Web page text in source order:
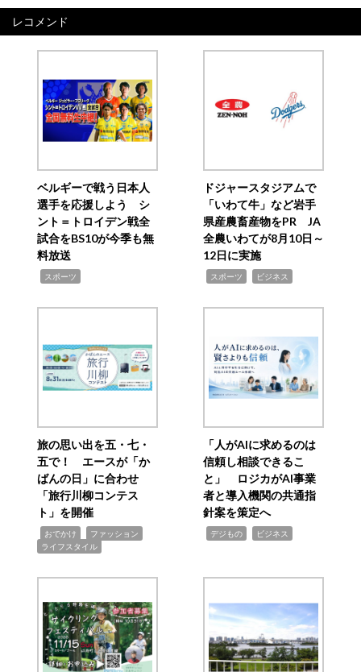
レコメンド
ベルギーで戦う日本人
選手を応援しよう シ
ント＝トロイデン戦全
試合をBS10が今季も無
料放送
スポーツ
ドジャースタジアムで
「いわて牛」など岩手
県産農畜産物をPR JA
全農いわてが8月10日～
12日に実施
スポーツ ビジネス
旅の思い出を五・七・
五で！ エースが「か
ばんの日」に合わせ
「旅行川柳コンテス
ト」を開催
おでかけ ファッション
ライフスタイル
「人がAIに求めるのは
信頼し相談できるこ
と」 ロジカがAI事業
者と導入機関の共通指
針案を策定へ
デジもの ビジネス